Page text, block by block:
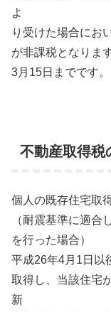
よ
り受けた場合にお
が非課税となりま
3月15日までです。
不動産取得税
個人の既存住宅取
（耐震基準に適合
を行った場合）
平成26年4月1日以
取得し、当該住宅
新